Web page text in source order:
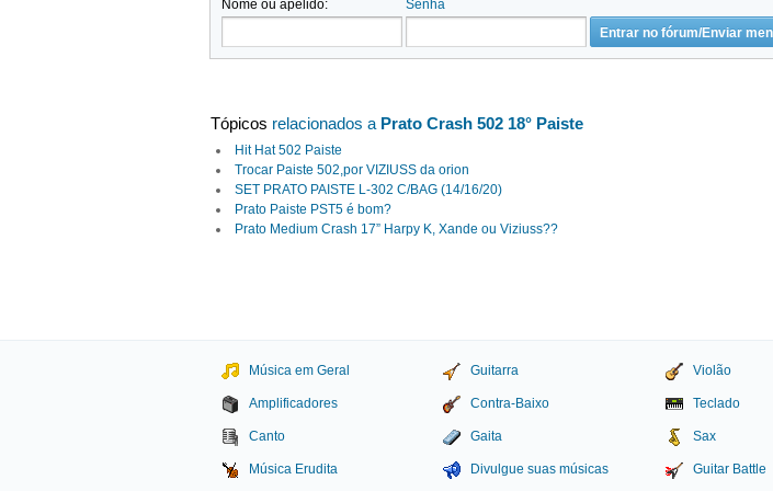
Nome ou apelido: Senha
Tópicos relacionados a Prato Crash 502 18° Paiste
Hit Hat 502 Paiste
Trocar Paiste 502,por VIZIUSS da orion
SET PRATO PAISTE L-302 C/BAG (14/16/20)
Prato Paiste PST5 é bom?
Prato Medium Crash 17” Harpy K, Xande ou Viziuss??
Música em Geral Guitarra Violão
Amplificadores Contra-Baixo Teclado
Canto Gaita Sax
Música Erudita Divulgue suas músicas Guitar Battle